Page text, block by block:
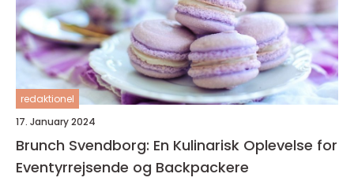
redaktionel
17. January 2024
Brunch Svendborg: En Kulinarisk Oplevelse for
Eventyrrejsende og Backpackere